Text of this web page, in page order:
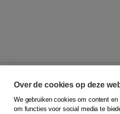
© 2026Koninklijke Boom uitgevers
Over de cookies op deze
We gebruiken cookies om content
om functies voor social media te